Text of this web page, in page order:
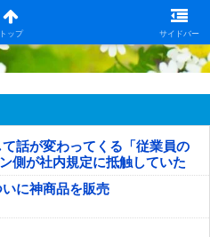
トップ サイドバー
て話が変わってくる「従業員の
側が社内規定に抵触していた
いに神商品を販売